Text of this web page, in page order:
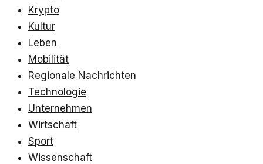
Krypto
Kultur
Leben
Mobilität
Regionale Nachrichten
Technologie
Unternehmen
Wirtschaft
Sport
Wissenschaft